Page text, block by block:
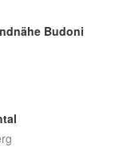
Budoni